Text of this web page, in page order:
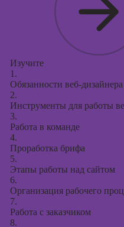
Изучите
1.
Обязанности веб-дизайнера
2.
Инструменты для работы
3.
Работа в команде
4.
Проработка брифа
5.
Этапы работы над сайтом
6.
Организация рабочего
7.
Работа с заказчиком
8.